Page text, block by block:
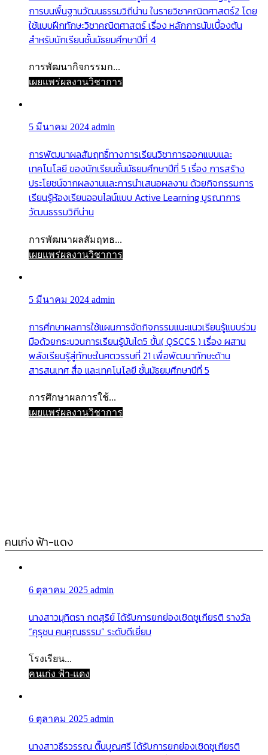
การบนพื้นฐานวัฒนธรรมวิถีน่าน ในรายวิชาคณิตศาสตร์2 โดย
ใช้แบบฝึกทักษะวิชาคณิตศาสตร์ เรื่อง หลักการนับเบื้องต้น
สำหรับนักเรียนชั้นมัธยมศึกษาปีที่ 4
การพัฒนากิจกรรมก...
เผยแพร่ผลงานวิชาการ
5 มีนาคม 2024 admin
การพัฒนาผลสัมฤทธิ์ทางการเรียนวิชาการออกแบบและ
เทคโนโลยี ของนักเรียนชั้นมัธยมศึกษาปีที่ 5 เรื่อง การสร้าง
ประโยชน์จากผลงานและการนำเสนอผลงาน ด้วยกิจกรรมการ
เรียนรู้ห้องเรียนออนไลน์แบบ Active Learning บูรณาการ
วัฒนธรรมวิถีน่าน
การพัฒนาผลสัมฤทธ...
เผยแพร่ผลงานวิชาการ
5 มีนาคม 2024 admin
การศึกษาผลการใช้แผนการจัดกิจกรรมแนะแนวเรียนรู้แบบร่วม
มือด้วยกระบวนการเรียนรู้บันได5 ขั้น( QSCCS ) เรื่อง ผสาน
พลังเรียนรู้สู่ทักษะในศตวรรษที่ 21 เพื่อพัฒนาทักษะด้าน
สารสนเทศ สื่อ และเทคโนโลยี ชั้นมัธยมศึกษาปีที่ 5
การศึกษาผลการใช้...
เผยแพร่ผลงานวิชาการ
คนเก่ง ฟ้า-แดง
6 ตุลาคม 2025 admin
นางสาวมุทิตรา กตสุริย์ ได้รับการยกย่องเชิดชูเกียรติ รางวัล
“คุรุชน คนคุณธรรม” ระดับดีเยี่ยม
โรงเรียน...
คนเก่ง ฟ้า-แดง
6 ตุลาคม 2025 admin
นางสาวธีรวรรณ ติ๊บบุญศรี ได้รับการยกย่องเชิดชูเกียรติ